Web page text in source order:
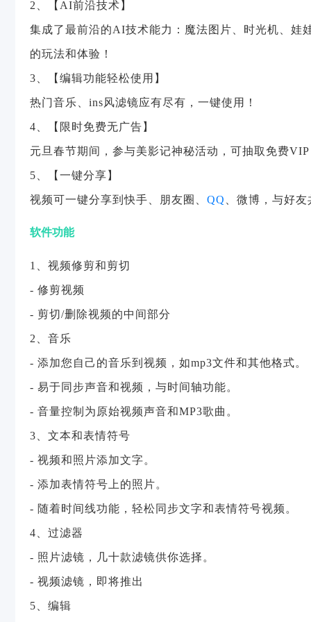
2、【AI前沿技术】
集成了最前沿的AI技术能力：魔法图片、时光机、娃
的玩法和体验！
3、【编辑功能轻松使用】
热门音乐、ins风滤镜应有尽有，一键使用！
4、【限时免费无广告】
元旦春节期间，参与美影记神秘活动，可抽取免费
5、【一键分享】
视频可一键分享到快手、朋友圈、 QQ 、微博，与好
软件功能
1、视频修剪和剪切
- 修剪视频
- 剪切/删除视频的中间部分
2、音乐
- 添加您自己的音乐到视频，如mp3文件和其他格式。
- 易于同步声音和视频，与时间轴功能。
- 音量控制为原始视频声音和MP3歌曲。
3、文本和表情符号
- 视频和照片添加文字。
- 添加表情符号上的照片。
- 随着时间线功能，轻松同步文字和表情符号视频。
4、过滤器
- 照片滤镜，几十款滤镜供你选择。
- 视频滤镜，即将推出
5、编辑